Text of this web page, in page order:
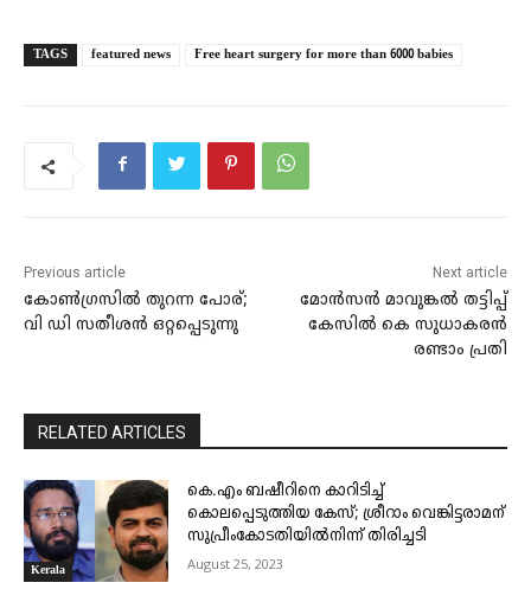
TAGS featured news Free heart surgery for more than 6000 babies
Previous article
കോൺ​ഗ്രസിൽ തുറന്ന പോര്;
വി ഡി സതീശൻ ഒറ്റപ്പെടുന്നു
Next article
മോൻസൻ മാവുങ്കൽ തട്ടിപ്പ്
കേസില്‍ കെ സുധാകരൻ
രണ്ടാം പ്രതി
RELATED ARTICLES
Kerala
കെ.എം ബഷീറിനെ കാറിടിച്ച്
കൊലപ്പെടുത്തിയ കേസ്; ശ്രീറാം വെങ്കിട്ടരാമന്
സുപ്രീംകോടതിയിൽനിന്ന് തിരിച്ചടി
August 25, 2023